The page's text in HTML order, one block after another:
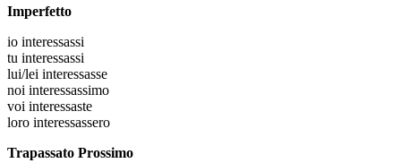
Imperfetto
io interessassi
tu interessassi
lui/lei interessasse
noi interessassimo
voi interessaste
loro interessassero
Trapassato Prossimo